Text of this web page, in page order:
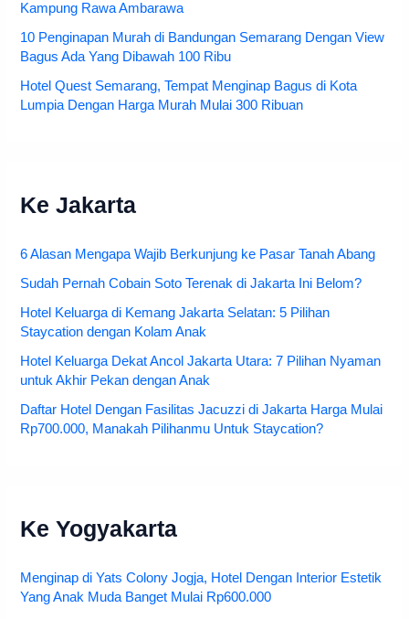
Kampung Rawa Ambarawa
10 Penginapan Murah di Bandungan Semarang Dengan View
Bagus Ada Yang Dibawah 100 Ribu
Hotel Quest Semarang, Tempat Menginap Bagus di Kota
Lumpia Dengan Harga Murah Mulai 300 Ribuan
Ke Jakarta
6 Alasan Mengapa Wajib Berkunjung ke Pasar Tanah Abang
Sudah Pernah Cobain Soto Terenak di Jakarta Ini Belom?
Hotel Keluarga di Kemang Jakarta Selatan: 5 Pilihan
Staycation dengan Kolam Anak
Hotel Keluarga Dekat Ancol Jakarta Utara: 7 Pilihan Nyaman
untuk Akhir Pekan dengan Anak
Daftar Hotel Dengan Fasilitas Jacuzzi di Jakarta Harga Mulai
Rp700.000, Manakah Pilihanmu Untuk Staycation?
Ke Yogyakarta
Menginap di Yats Colony Jogja, Hotel Dengan Interior Estetik
Yang Anak Muda Banget Mulai Rp600.000